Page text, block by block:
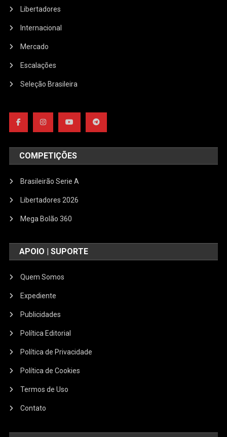
Libertadores
Internacional
Mercado
Escalações
Seleção Brasileira
COMPETIÇÕES
Brasileirão Serie A
Libertadores 2026
Mega Bolão 360
APOIO | SUPORTE
Quem Somos
Expediente
Publicidades
Política Editorial
Política de Privacidade
Política de Cookies
Termos de Uso
Contato